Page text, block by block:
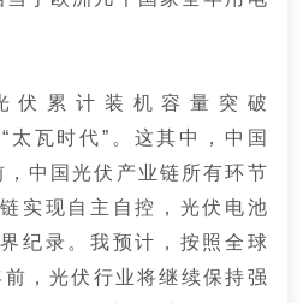
伏累计装机容量突破
瓦时代”。 这其中，中国
，中国光伏产业链所有环节
实现自主自控，光伏电池
纪录。 我预计，按照全球
，光伏行业将继续保持强